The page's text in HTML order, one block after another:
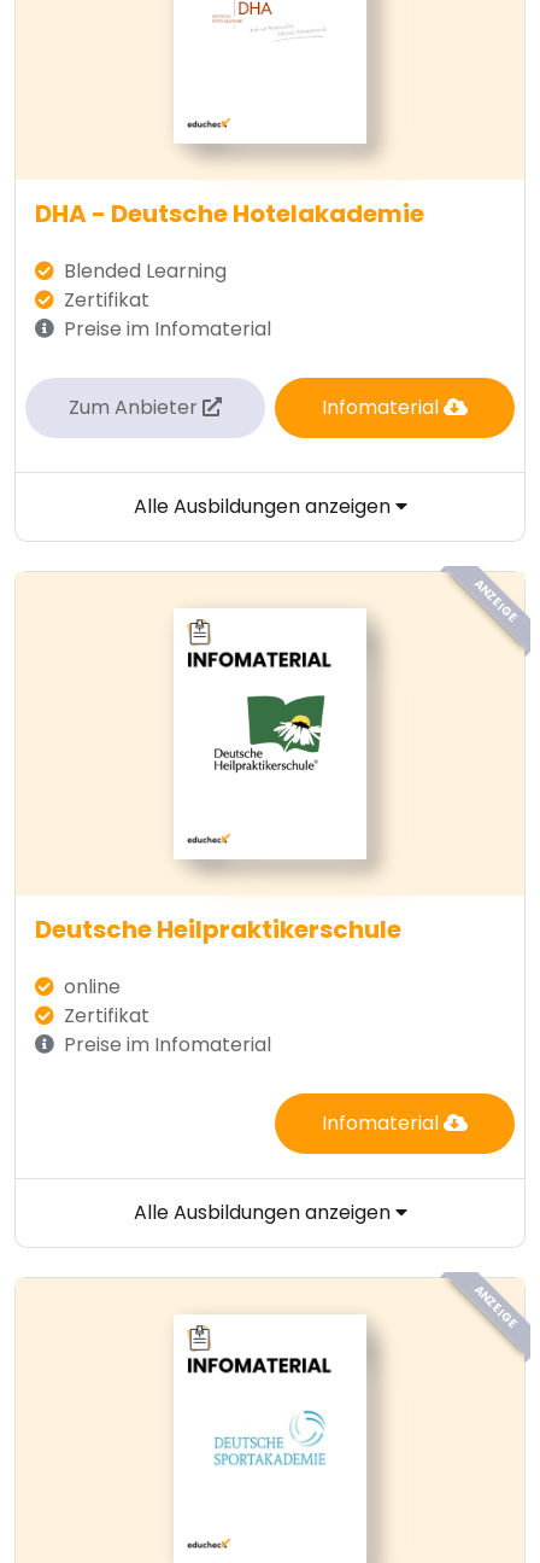
DHA - Deutsche Hotelakademie
Blended Learning
Zertifikat
Preise im Infomaterial
Zum Anbieter Infomaterial
Alle Ausbildungen anzeigen
ANZEIGE
Deutsche Heilpraktikerschule
online
Zertifikat
Preise im Infomaterial
Infomaterial
Alle Ausbildungen anzeigen
ANZEIGE